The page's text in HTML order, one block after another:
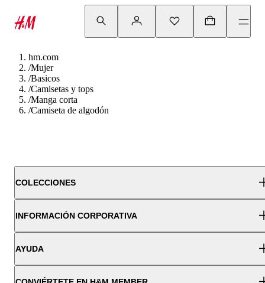
hm.com
/Mujer
/Basicos
/Camisetas y tops
/Manga corta
/Camiseta de algodón
COLECCIONES
INFORMACIÓN CORPORATIVA
AYUDA